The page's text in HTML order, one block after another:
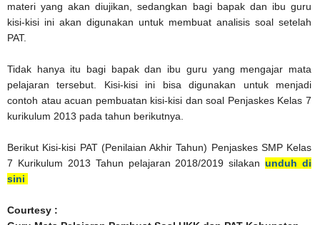
materi yang akan diujikan, sedangkan bagi bapak dan ibu guru
kisi-kisi ini akan digunakan untuk membuat analisis soal setelah
PAT.
Tidak hanya itu bagi bapak dan ibu guru yang mengajar mata
pelajaran tersebut. Kisi-kisi ini bisa digunakan untuk menjadi
contoh atau acuan pembuatan kisi-kisi dan soal Penjaskes Kelas 7
kurikulum 2013 pada tahun berikutnya.
Berikut Kisi-kisi PAT (Penilaian Akhir Tahun) Penjaskes SMP Kelas
7 Kurikulum 2013 Tahun pelajaran 2018/2019 silakanunduh di
sini
Courtesy :